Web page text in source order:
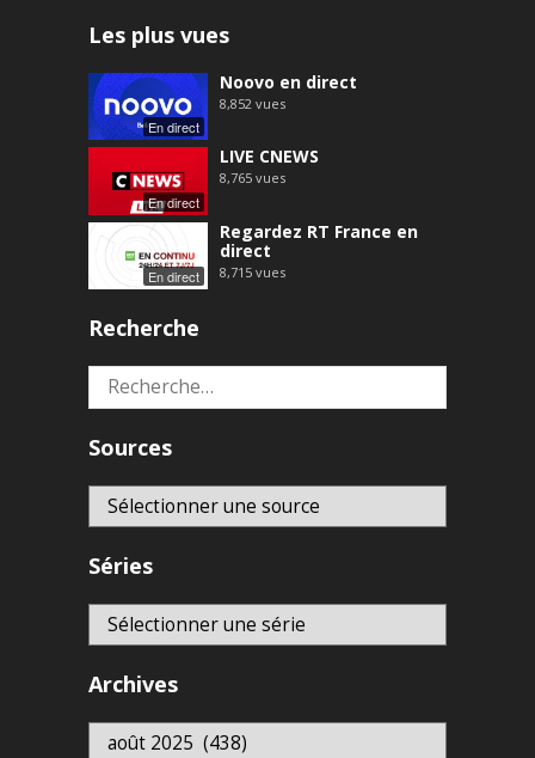
Les plus vues
En direct
Noovo en direct
8,852 vues
En direct
LIVE CNEWS
8,765 vues
En direct
Regardez RT France en
direct
8,715 vues
Recherche
Rechercher :
Sources
Séries
Archives
Archives